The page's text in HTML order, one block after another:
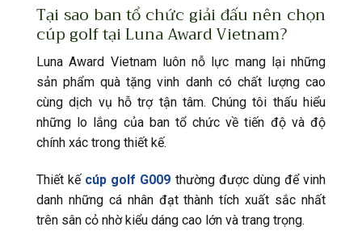
Tại sao ban tổ chức giải đấu nên chọn
cúp golf tại Luna Award Vietnam?
Luna Award Vietnam luôn nỗ lực mang lại những
sản phẩm quà tặng vinh danh có chất lượng cao
cùng dịch vụ hỗ trợ tận tâm. Chúng tôi thấu hiểu
những lo lắng của ban tổ chức về tiến độ và độ
chính xác trong thiết kế.
Thiết kế cúp golf G009 thường được dùng để vinh
danh những cá nhân đạt thành tích xuất sắc nhất
trên sân cỏ nhờ kiểu dáng cao lớn và trang trọng.